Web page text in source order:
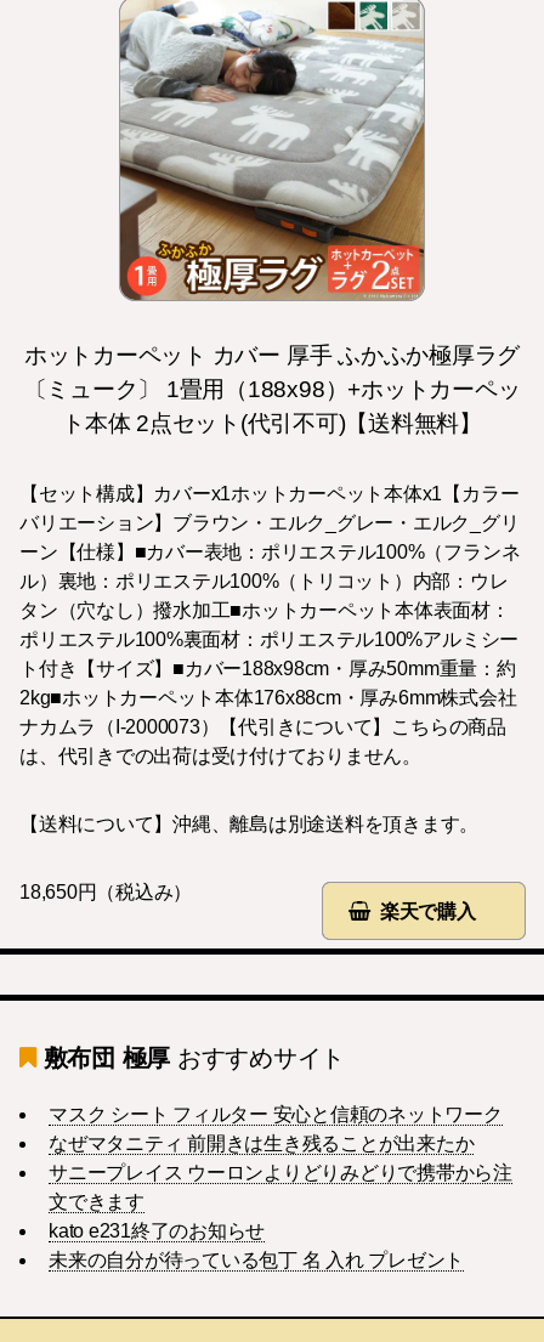
ホットカーペット カバー 厚手 ふかふか極厚ラグ
〔ミューク〕 1畳用（188x98）+ホットカーペッ
ト本体 2点セット(代引不可)【送料無料】
【セット構成】カバーx1ホットカーペット本体x1【カラー
バリエーション】ブラウン・エルク_グレー・エルク_グリ
ーン【仕様】■カバー表地：ポリエステル100%（フランネ
ル）裏地：ポリエステル100%（トリコット）内部：ウレ
タン（穴なし）撥水加工■ホットカーペット本体表面材：
ポリエステル100%裏面材：ポリエステル100%アルミシー
ト付き【サイズ】■カバー188x98cm・厚み50mm重量：約
2kg■ホットカーペット本体176x88cm・厚み6mm株式会社
ナカムラ（I-2000073）【代引きについて】こちらの商品
は、代引きでの出荷は受け付けておりません。
【送料について】沖縄、離島は別途送料を頂きます。
楽天で購入
18,650円（税込み）
敷布団 極厚 おすすめサイト
マスク シート フィルター 安心と信頼のネットワーク
なぜマタニティ 前開きは生き残ることが出来たか
サニープレイス ウーロンよりどりみどりで携帯から注
文できます
kato e231終了のお知らせ
未来の自分が待っている包丁 名 入れ プレゼント